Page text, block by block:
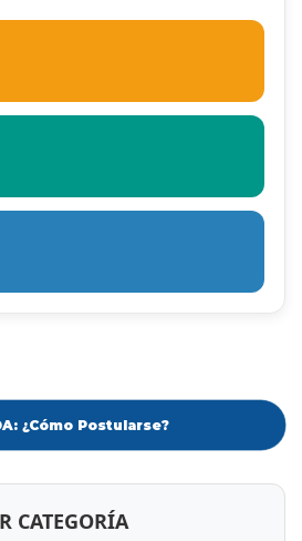
¿Cómo Postularse?
CATEGORÍA